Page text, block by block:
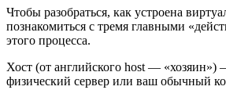
Чтобы разобраться, как устроена
познакомиться с тремя главными
этого процесса.
Хост (от английского host — «хозяин»)
физический сервер или ваш обычный